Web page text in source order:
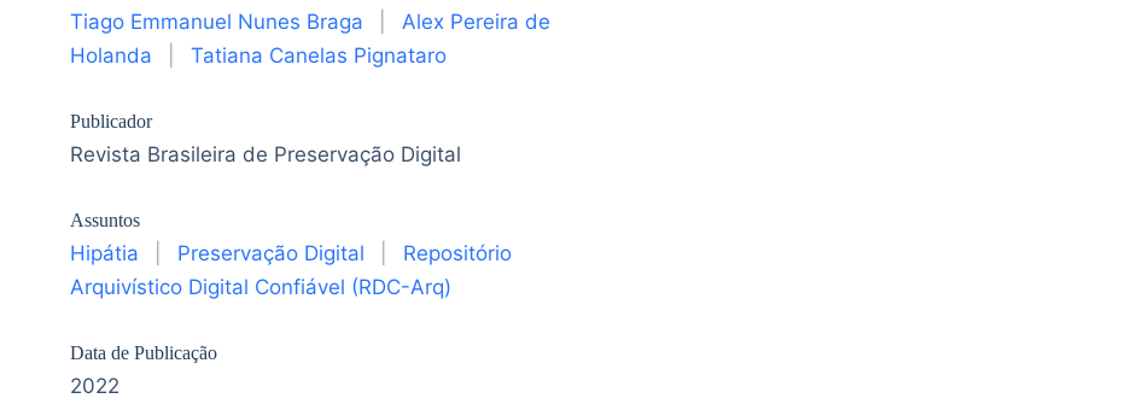
Tiago Emmanuel Nunes Braga
Alex Pereira de
Holanda
Tatiana Canelas Pignataro
Publicador
Revista Brasileira de Preservação Digital
Assuntos
Hipátia Preservação Digital
Repositório
Arquivístico Digital Confiável (RDC-Arq)
Data de Publicação
2022